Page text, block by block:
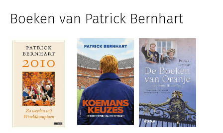
Boeken van Patrick Bernhart